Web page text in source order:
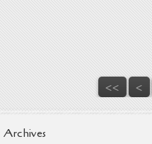
<< <
Archives